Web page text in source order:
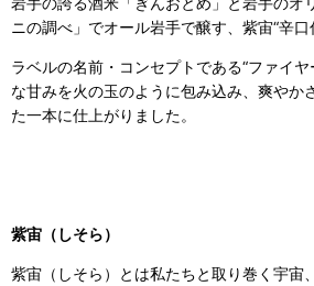
ニの調べ」でオール岩手で醸す、紫宙“辛口
ラベルの名前・コンセプトである“ファイ
な甘みを火の玉のように包み込み、爽やか
た一本に仕上がりました。
紫宙（しそら）
紫宙（しそら）とは私たちと取り巻く宇宙